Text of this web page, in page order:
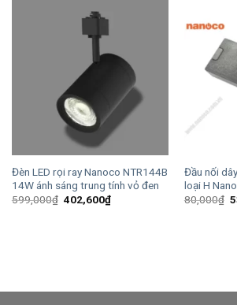
Đèn LED rọi ray Nanoco NTR144B
14W ánh sáng trung tính vỏ đen
599,000₫ Giá
402,600₫Giá
hiện
Đầu nối
loại H
80,000₫